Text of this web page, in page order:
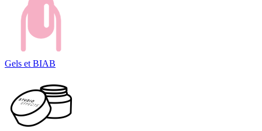
Gels et BIAB